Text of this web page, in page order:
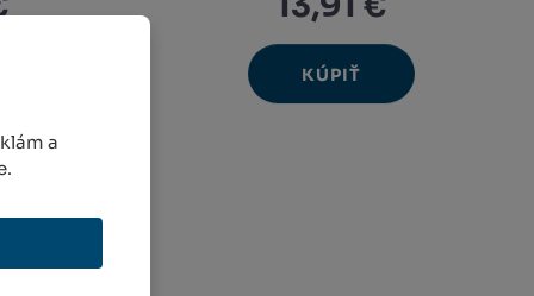
a
Změnit
Navýšit
množství
Snížit
Ks
KÚPIŤ